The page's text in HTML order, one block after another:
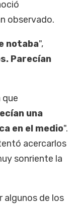
observado.
notaba",
Parecían
que
una
en el medio".
acercarlos
sonriente la
algunos de los